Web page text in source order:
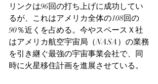
リンクは96回の打ち上げに成功してい
るが、これはアメリカ全体の108回の
90％近くを占める。今やスペースＸ社
はアメリカ航空宇宙局（NASA）の業務
を引き継ぐ最強の宇宙事業会社で、同
時に火星移住計画を進展させている。